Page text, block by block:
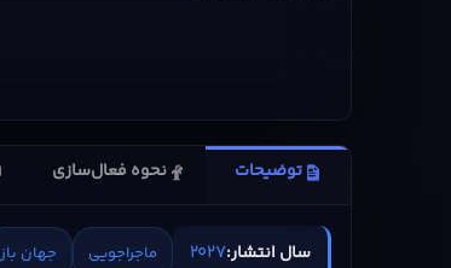
توضیحات نحوه فعال‌سازی
سال انتشار:2027 ماجراجویی جهان باز